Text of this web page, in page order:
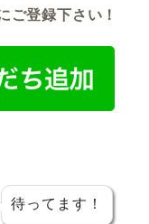
ご登録下さい！
待ってます！